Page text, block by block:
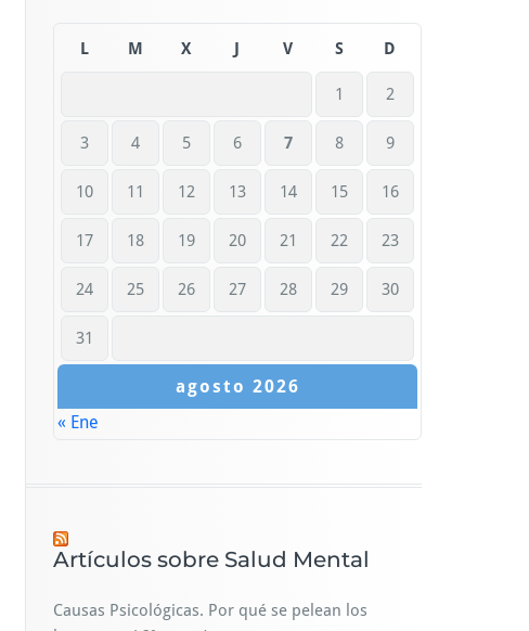
agosto 2026
L M X V S D
1 2
3 4 5 6 7 8 9
10 11 12 13 14 15 16
17 18 19 20 21 22 23
24 25 26 27 28 29 30
31
« Ene
Artículos sobre Salud Mental
Causas Psicológicas. Por qué se pelean los